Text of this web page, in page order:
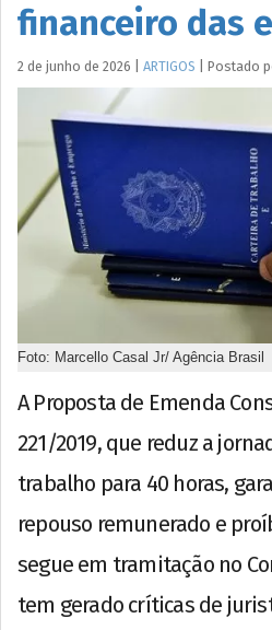
financeiro das
2 de junho de 2026 ARTIGOS Postado
Foto: Marcello Casal Jr/ Agência Brasil
A Proposta de Emenda
221/2019, que reduz a
trabalho para 40 horas,
repouso remunerado e
segue em tramitação no
tem gerado críticas de